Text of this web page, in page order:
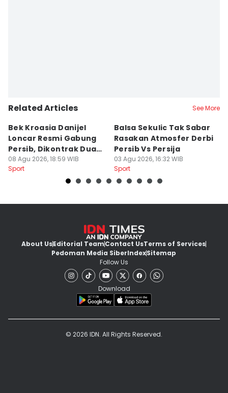
Related Articles See More
Bek Kroasia Danijel
Loncar Resmi Gabung
Persib, Dikontrak Dua
Musim
08 Agu 2026, 18:59 WIB
Sport
Balsa Sekulic Tak Sabar
Rasakan Atmosfer Derbi
Persib Vs Persija
03 Agu 2026, 16:32 WIB
Sport
About UsEditorial TeamContact UsTerms of Services
Pedoman Media SiberIndexSitemap
Follow Us
Download
© 2026 IDN. All Rights Reserved.